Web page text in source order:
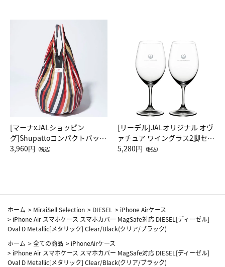
[マーナxJALショッピン
グ]Shupattoコンパクトバッグ
Drop JAL客室乗務員（LC）ス
3,960円 （税込）
[リーデル]JALオリジナル オヴ
ァチュア ワイングラス2脚セッ
ト（レッドワイン）
5,280円 （税込）
ホーム > MiraiSell Selection > DIESEL > iPhone Airケース
> iPhone Air スマホケース スマホカバー MagSafe対応 DIESEL[ディーゼル]
Oval D Metallic[メタリック] Clear/Black(クリア/ブラック)
ホーム >全ての商品 > iPhoneAirケース
> iPhone Air スマホケース スマホカバー MagSafe対応 DIESEL[ディーゼル]
Oval D Metallic[メタリック] Clear/Black(クリア/ブラック)